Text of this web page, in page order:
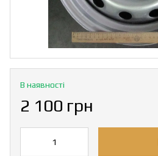
В наявності
2 100 грн